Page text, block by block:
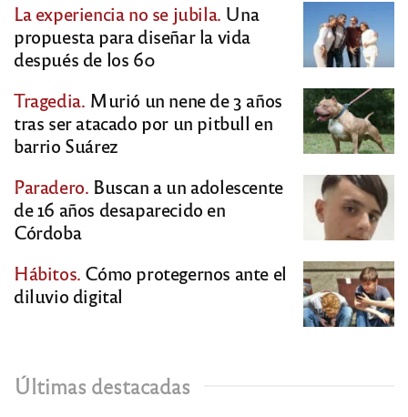
La experiencia no se jubila. Una
propuesta para diseñar la vida
después de los 60
Tragedia. Murió un nene de 3 años
tras ser atacado por un pitbull en
barrio Suárez
Paradero. Buscan a un adolescente
de 16 años desaparecido en
Córdoba
Hábitos. Cómo protegernos ante el
diluvio digital
Últimas destacadas